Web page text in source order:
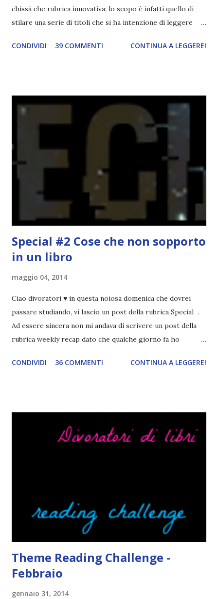
chissà che rubrica innovativa; lo scopo è infatti quello di
stilare una serie di titoli che si ha intenzione di leggere
una rubrica per tenere sotto controllo le reading
spaziare con i generi letterari e non limitarmi al fantasy.
Per farvi un esempio nel 2015 mi sembra di aver letto
troppi libri impegnativi e davvero pochi libri "leggeri", il
che non è sempre un bene. Credo che sia stata la principale
causa per il mio calo di letture. Comunque, ogni mese -
nessun giorno fisso, però - pubblicherò questo post.
Spero che la rubrica sia di vostro gradimento. GENNAIO
TBR+OBIETTIVI Questa è la mia tbr del mese...
CONDIVIDI 39 COMMENTI CONTINUA A LEGGERE!
Special #2 Cose che non sopporto
in un libro
maggio 04, 2014
Ciao divoratori ♥ in questa noiosa domenica che dovrei
passare studiando, vi lascio un post della rubrica Special .
Ad essere sincera non mi andava di scrivere un post della
rubrica weekly recap dato che qualche giorno fa ho
troppo creare un nuovo banner xD Nella puntata di oggi vi
RAGAZZI nei libri hanno i capelli arruffati. Vabbè, c'è crisi, il
dei libri sono dei grandi lettori, fatto sta che io non ho mai
trovato una scena in ...
CONDIVIDI 36 COMMENTI CONTINUA A LEGGERE!
Theme Reading Challenge -
Febbraio
gennaio 31, 2014